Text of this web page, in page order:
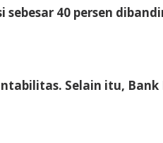
40 persen
Selain itu,